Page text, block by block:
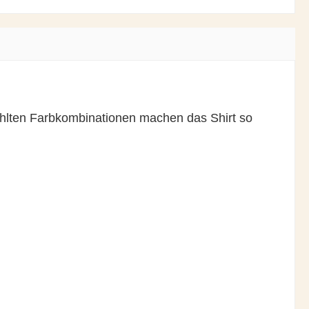
Farbkombinationen machen das Shirt so